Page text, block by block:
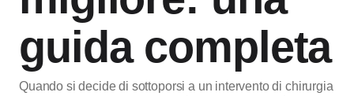
guida completa
Quando si decide di sottoporsi a un intervento di chirurgia